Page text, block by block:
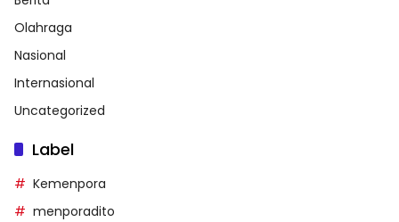
Olahraga
Nasional
Internasional
Uncategorized
Label
Kemenpora
menporadito